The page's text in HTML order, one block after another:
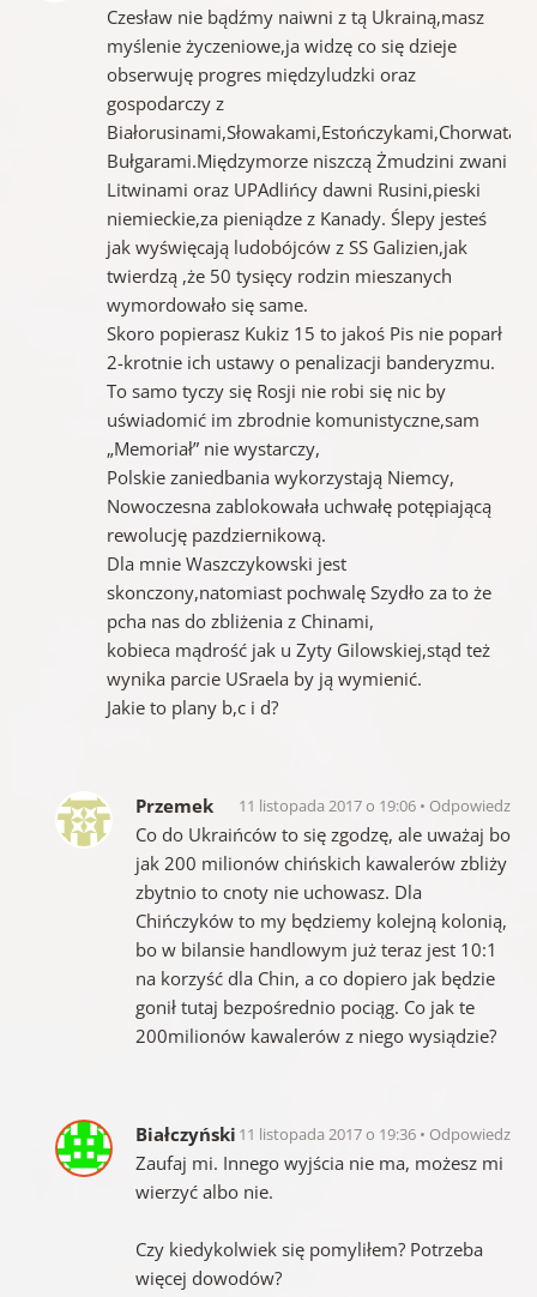
Czesław nie bądźmy naiwni z tą Ukrainą,masz
myślenie życzeniowe,ja widzę co się dzieje
obserwuję progres międzyludzki oraz
gospodarczy z
Bułgarami.Międzymorze niszczą Żmudzini zwani
Litwinami oraz UPAdlińcy dawni Rusini,pieski
niemieckie,za pieniądze z Kanady. Ślepy jesteś
jak wyświęcają ludobójców z SS Galizien,jak
twierdzą ,że 50 tysięcy rodzin mieszanych
wymordowało się same.
Skoro popierasz Kukiz 15 to jakoś Pis nie poparł
2-krotnie ich ustawy o penalizacji banderyzmu.
To samo tyczy się Rosji nie robi się nic by
uświadomić im zbrodnie komunistyczne,sam
„Memoriał” nie wystarczy,
Polskie zaniedbania wykorzystają Niemcy,
Nowoczesna zablokowała uchwałę potępiającą
rewolucję pazdziernikową.
Dla mnie Waszczykowski jest
skonczony,natomiast pochwalę Szydło za to że
pcha nas do zbliżenia z Chinami,
kobieca mądrość jak u Zyty Gilowskiej,stąd też
wynika parcie USraela by ją wymienić.
Jakie to plany b,c i d?
Przemek 11 listopada 2017 o 19:06 Odpowiedz
Co do Ukraińców to się zgodzę, ale uważaj bo
jak 200 milionów chińskich kawalerów zbliży
zbytnio to cnoty nie uchowasz. Dla
Chińczyków to my będziemy kolejną kolonią,
bo w bilansie handlowym już teraz jest 10:1
na korzyść dla Chin, a co dopiero jak będzie
gonił tutaj bezpośrednio pociąg. Co jak te
200milionów kawalerów z niego wysiądzie?
Białczyński 11 listopada 2017 o 19:36 Odpowiedz
Zaufaj mi. Innego wyjścia nie ma, możesz mi
wierzyć albo nie.
Czy kiedykolwiek się pomyliłem? Potrzeba
więcej dowodów?